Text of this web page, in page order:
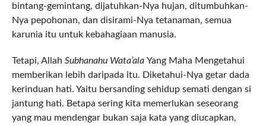
bintang-gemintang, dijatuhkan-Nya hujan, ditumbuhkan-
Nya pepohonan, dan disirami-Nya tetanaman, semua
karunia itu untuk kebahagiaan manusia.
Tetapi, Allah Subhanahu Wata’ala Yang Maha Mengetahui
memberikan lebih daripada itu. Diketahui-Nya getar dada
kerinduan hati. Yaitu bersanding sehidup semati dengan si
jantung hati. Betapa sering kita memerlukan seseorang
yang mau mendengar bukan saja kata yang diucapkan,